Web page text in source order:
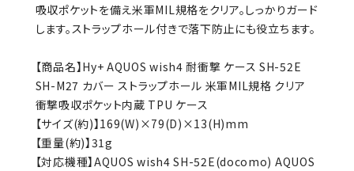
吸収ポケットを備え米軍MIL規格をクリア。しっかりガード
します。ストラップホール付きで落下防止にも役立ちます。
【商品名】Hy+ AQUOS wish4 耐衝撃 ケース SH-52E
SH-M27 カバー ストラップホール 米軍MIL規格 クリア
衝撃吸収ポケット内蔵 TPU ケース
【サイズ(約)】169(W)×79(D)×13(H)mm
【重量(約)】31g
【対応機種】AQUOS wish4 SH-52E(docomo) AQUOS